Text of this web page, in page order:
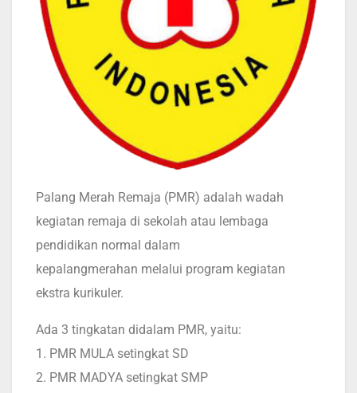
Palang Merah Remaja (PMR) adalah wadah
kegiatan remaja di sekolah atau lembaga
pendidikan normal dalam
kepalangmerahan melalui program kegiatan
ekstra kurikuler.
Ada 3 tingkatan didalam PMR, yaitu:
1. PMR MULA setingkat SD
2. PMR MADYA setingkat SMP